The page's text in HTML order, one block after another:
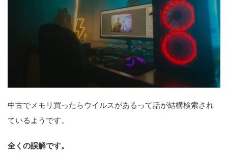
中古でメモリ買ったらウイルスがあるって話が結構検索され
ているようです。
全くの誤解です。